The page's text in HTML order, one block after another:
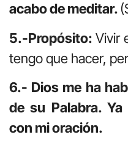
acabo de meditar.
5.-Propósito:Vivir
tengo que hacer,
6.- Dios me ha
de su Palabra.
con mi oración.